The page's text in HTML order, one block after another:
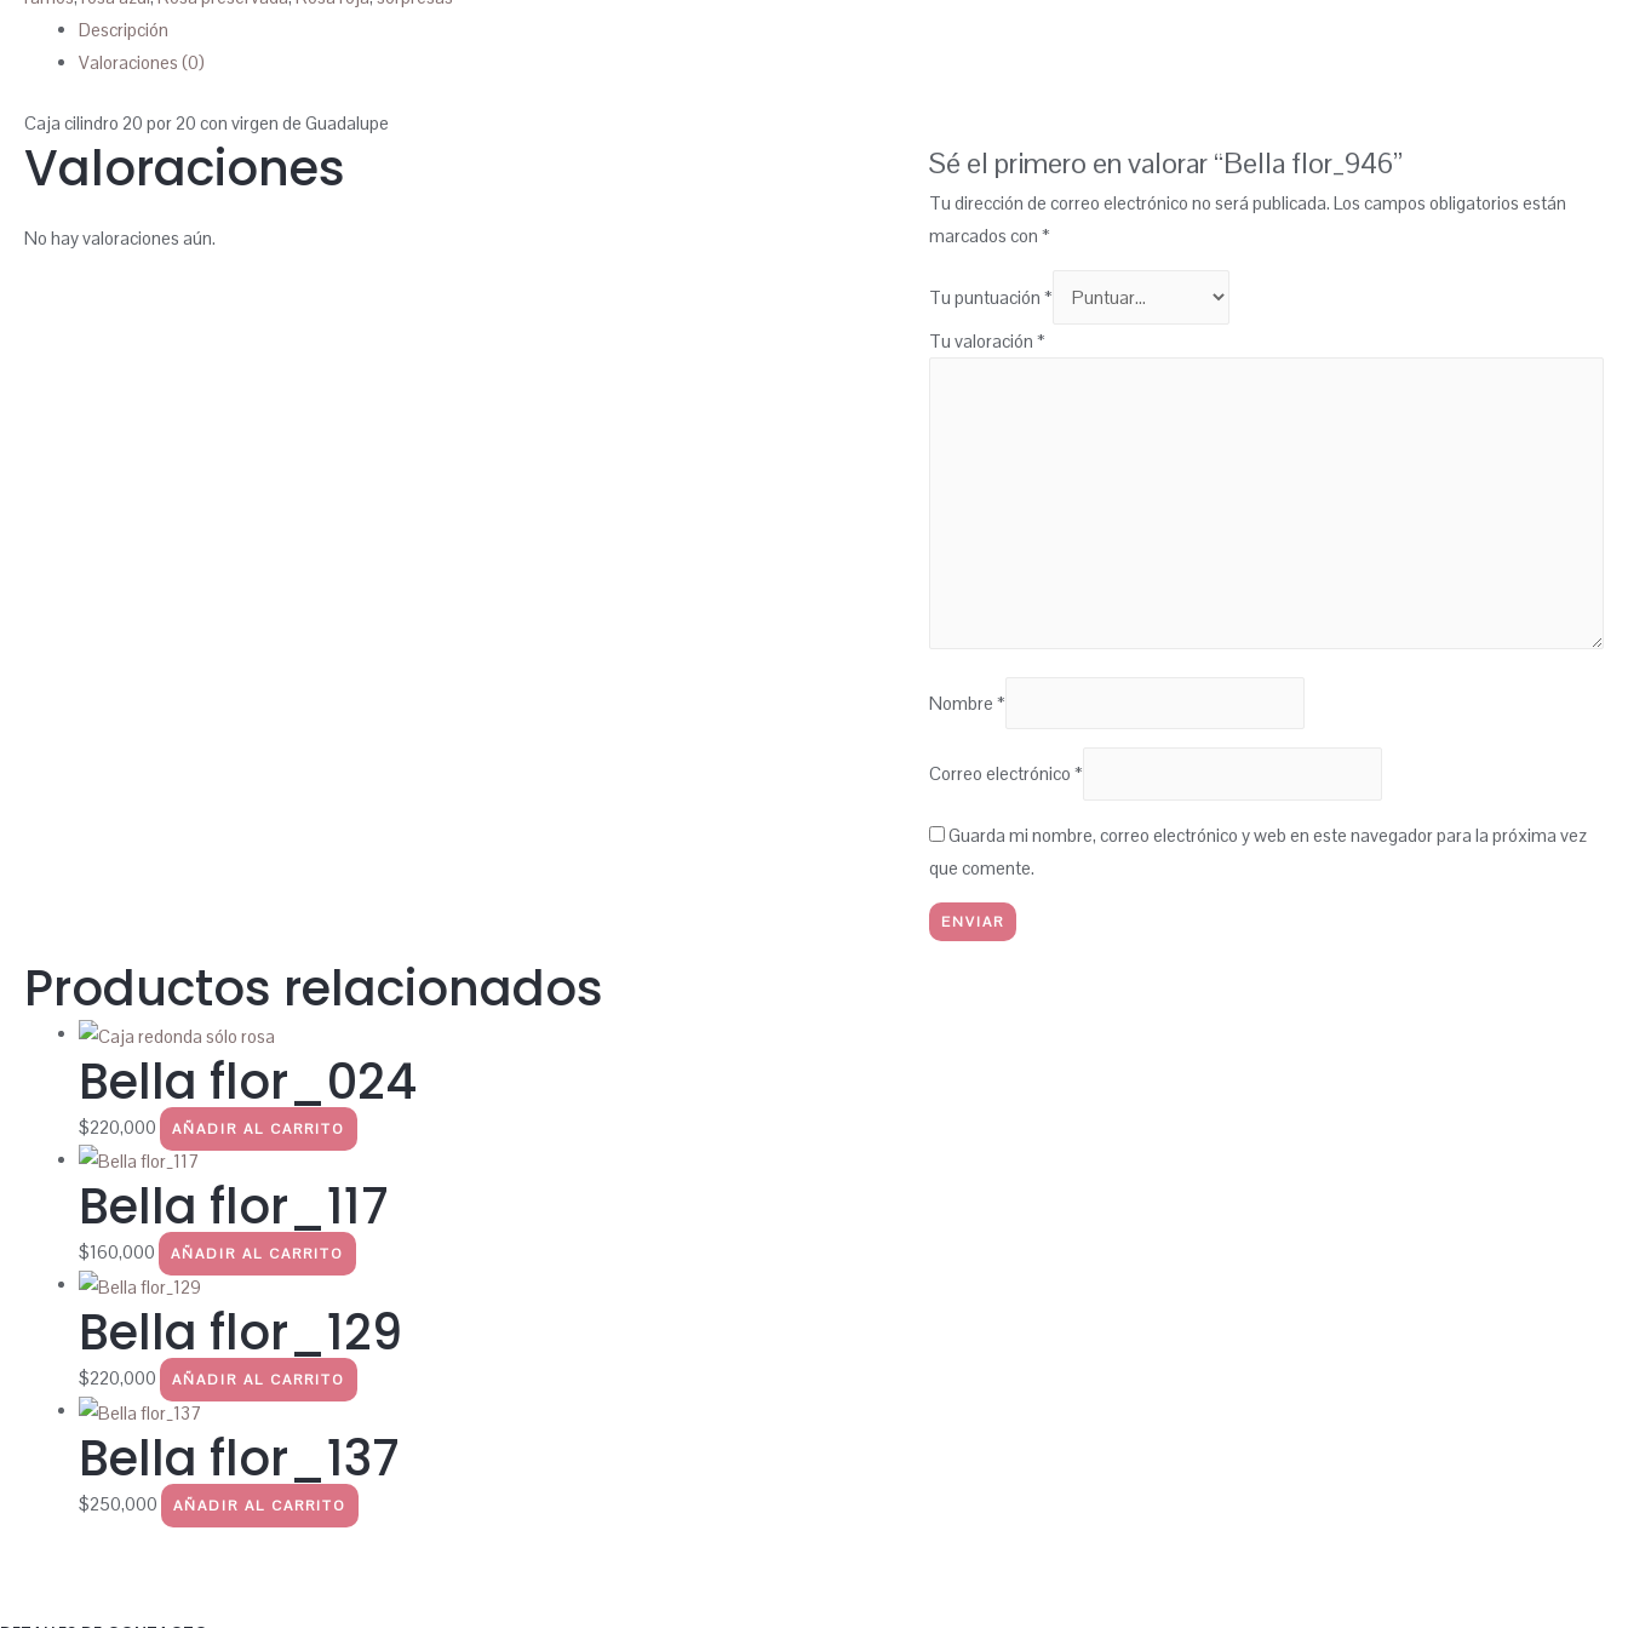
Descripción
Valoraciones (0)
Caja cilindro 20 por 20 con virgen de Guadalupe
Valoraciones
No hay valoraciones aún.
Sé el primero en valorar “Bella flor_946”
Tu dirección de correo electrónico no será publicada. Los campos obligatorios están
marcados con*
Tu puntuación*
Tu valoración*
Nombre*
Correo electrónico*
Guarda mi nombre, correo electrónico y web en este navegador para la próxima vez
que comente.
Productos relacionados
Bella flor_024
$220,000 AÑADIR AL CARRITO
Bella flor_117
$160,000 AÑADIR AL CARRITO
Bella flor_129
$220,000 AÑADIR AL CARRITO
Bella flor_137
$250,000 AÑADIR AL CARRITO